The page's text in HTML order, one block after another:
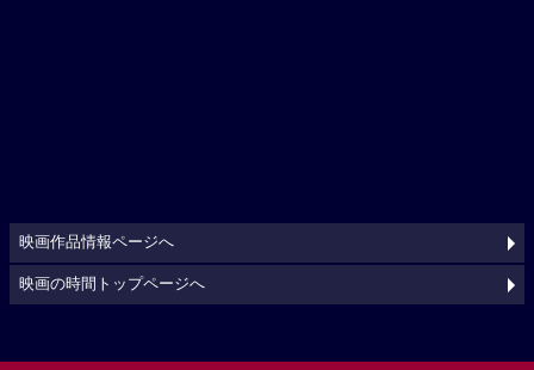
映画作品情報ページへ
映画の時間トップページへ